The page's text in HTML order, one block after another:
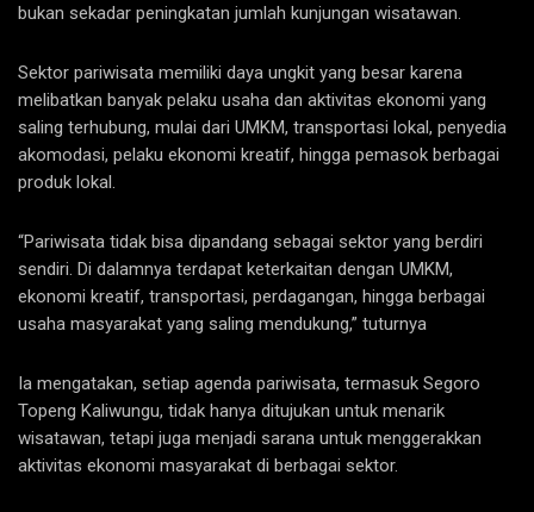
bukan sekadar peningkatan jumlah kunjungan wisatawan.
Sektor pariwisata memiliki daya ungkit yang besar karena
melibatkan banyak pelaku usaha dan aktivitas ekonomi yang
saling terhubung, mulai dari UMKM, transportasi lokal, penyedia
akomodasi, pelaku ekonomi kreatif, hingga pemasok berbagai
produk lokal.
“Pariwisata tidak bisa dipandang sebagai sektor yang berdiri
sendiri. Di dalamnya terdapat keterkaitan dengan UMKM,
ekonomi kreatif, transportasi, perdagangan, hingga berbagai
usaha masyarakat yang saling mendukung,” tuturnya
Ia mengatakan, setiap agenda pariwisata, termasuk Segoro
Topeng Kaliwungu, tidak hanya ditujukan untuk menarik
wisatawan, tetapi juga menjadi sarana untuk menggerakkan
aktivitas ekonomi masyarakat di berbagai sektor.